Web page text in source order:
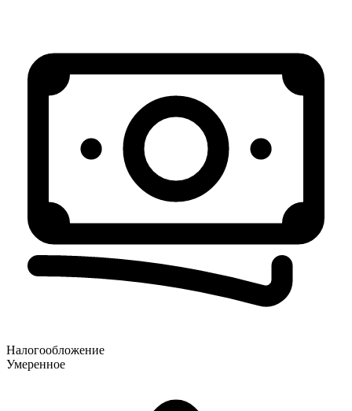
Налогообложение
Умеренное